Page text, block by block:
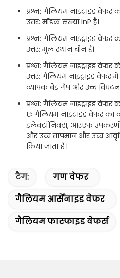
प्रश्न: गैलियम नाइट्राइड वेफर
उत्तर: मॉडल संख्या InP है।
प्रश्न: गैलियम नाइट्राइड वेफर
उत्तर: मूल स्थान चीन है।
प्रश्न: गैलियम नाइट्राइड वेफर
उत्तर: गैलियम नाइट्राइड वेफर
व्यापक बैंड गैप और उच्च विघटन
प्रश्न: गैलियम नाइट्राइड वेफर
एः गैलियम नाइट्राइड वेफर का
इलेक्ट्रॉनिक्स, आरएफ
और उच्च तापमान और उच्च
किया जाता है।
टैग:
गण वेफर
गैलियम आर्सेनाइड वेफर
गैलियम फास्फाइड वेफर्स